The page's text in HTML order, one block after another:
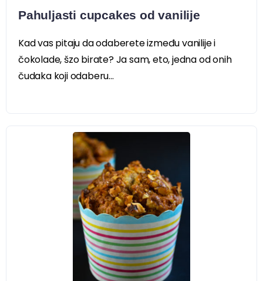
Pahuljasti cupcakes od vanilije
Kad vas pitaju da odaberete između vanilije i
čokolade, šzo birate? Ja sam, eto, jedna od onih
čudaka koji odaberu...